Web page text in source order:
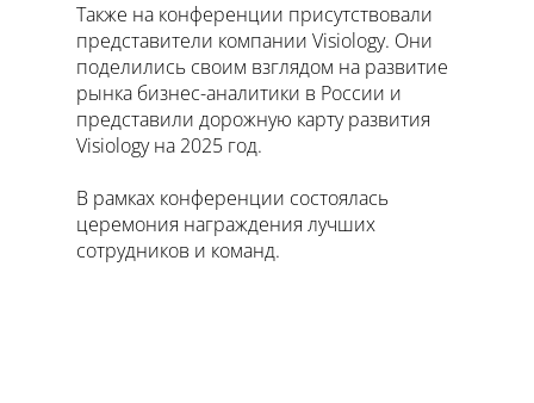
Также на конференции присутствовали
представители компании Visiology. Они
поделились своим взглядом на развитие
рынка бизнес-аналитики в России и
представили дорожную карту развития
Visiology на 2025 год.
В рамках конференции состоялась
церемония награждения лучших
сотрудников и команд.